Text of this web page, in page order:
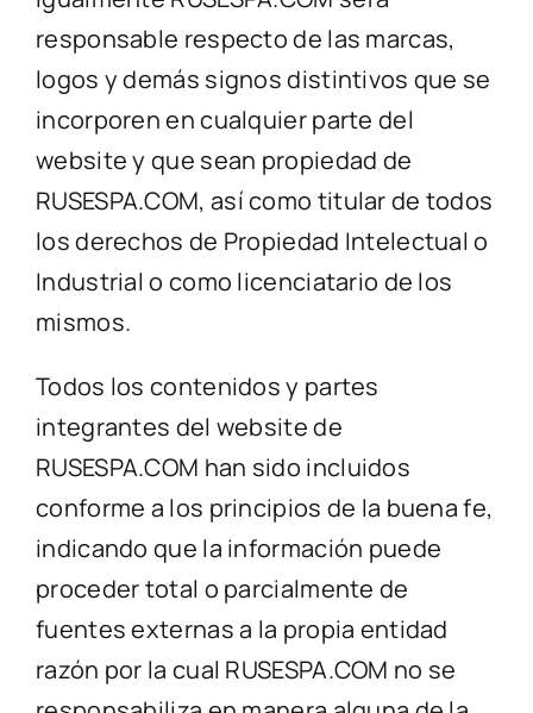
responsable respecto de las marcas,
logos y demás signos distintivos que se
incorporen en cualquier parte del
website y que sean propiedad de
RUSESPA.COM, así como titular de todos
los derechos de Propiedad Intelectual o
Industrial o como licenciatario de los
mismos.
Todos los contenidos y partes
integrantes del website de
RUSESPA.COM han sido incluidos
conforme a los principios de la buena fe,
indicando que la información puede
proceder total o parcialmente de
fuentes externas a la propia entidad
razón por la cual RUSESPA.COM no se